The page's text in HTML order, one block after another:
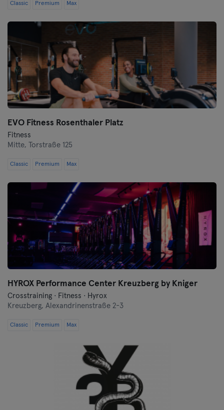
Classic Premium Max
EVO Fitness Rosenthaler Platz
Fitness
Mitte,
Torstraße 125
Classic Premium Max
HYROX Performance Center Kreuzberg by Kniger
Crosstraining · Fitness · Hyrox
Kreuzberg, Alexandrinenstraße 2-3
Classic Premium Max
Wolfsburg
Wuppertal
Wurtzbourg
Zwickau